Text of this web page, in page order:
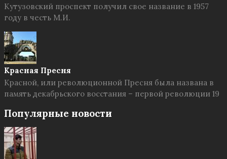
Кутузовский проспект получил свое название в 1957
году в честь М.И.
Красная Пресня
Красной, или революционной Пресня была названа в
память декабрьского восстания – первой революции 19
Популярные новости